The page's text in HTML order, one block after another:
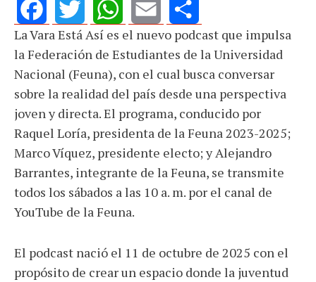
FacebookTwitterWhatsApp
Email Share
La Vara Está Así es el nuevo podcast que impulsa
la Federación de Estudiantes de la Universidad
Nacional (Feuna), con el cual busca conversar
sobre la realidad del país desde una perspectiva
joven y directa. El programa, conducido por
Raquel Loría, presidenta de la Feuna 2023-2025;
Marco Víquez, presidente electo; y Alejandro
Barrantes, integrante de la Feuna, se transmite
todos los sábados a las 10 a. m. por el canal de
YouTube de la Feuna.
El podcast nació el 11 de octubre de 2025 con el
propósito de crear un espacio donde la juventud